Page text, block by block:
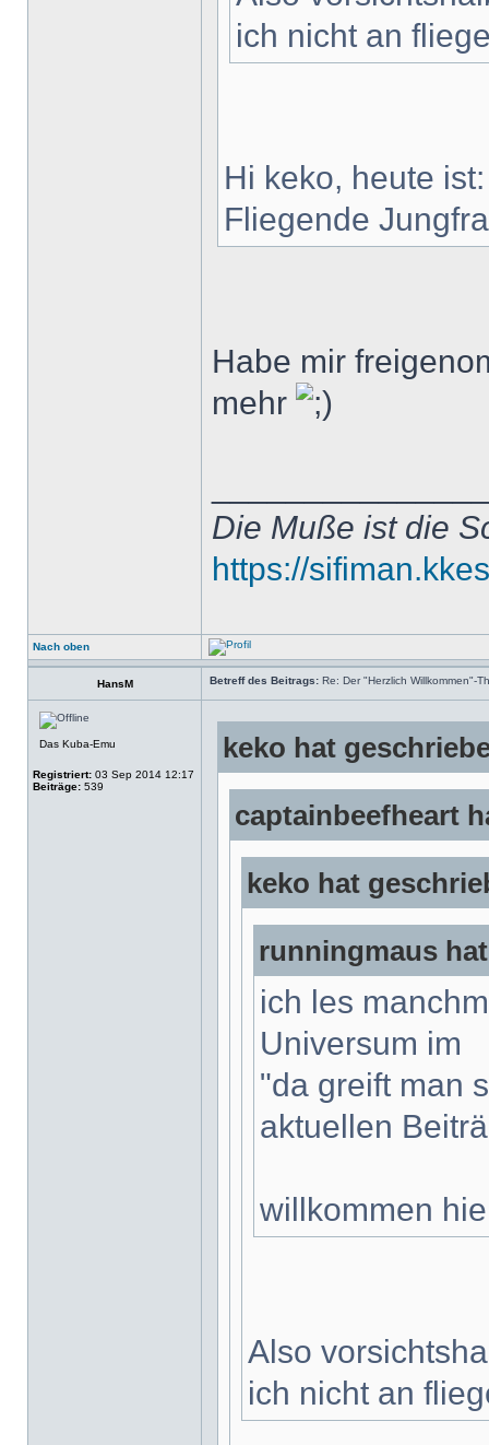
ich nicht an
Hi keko, heute
Fliegende
Habe mir
mehr
Die Muße ist die
https://
Nach oben
HansM Betreff des Beitrags: Re: Der "Herzlich Willkommen"-
Das Kuba-Emu
Registriert: 03 Sep 2014 12:17
Beiträge: 539
keko hat
captainbeefheart
keko hat
runningmaus
ich les
Universum im
"da greift man
aktuellen
willkommen
Also
ich nicht an